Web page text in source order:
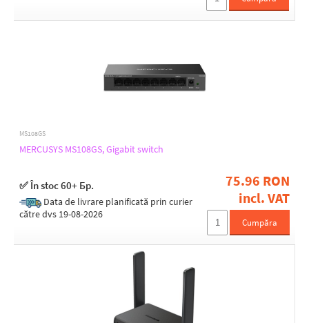
MS108GS
MERCUSYS MS108GS, Gigabit switch
✅ În stoc 60+ Бр.
Data de livrare planificată prin curier
către dvs 19-08-2026
75.96 RON
incl. VAT
Cumpăra